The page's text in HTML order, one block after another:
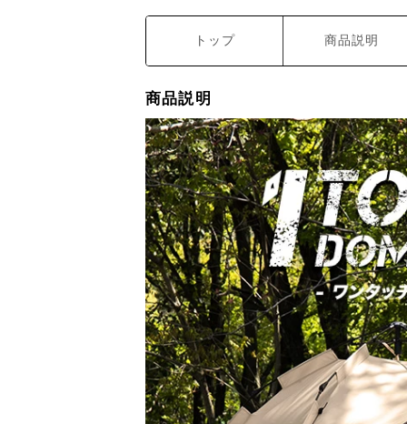
トップ 商品説明
商品説明